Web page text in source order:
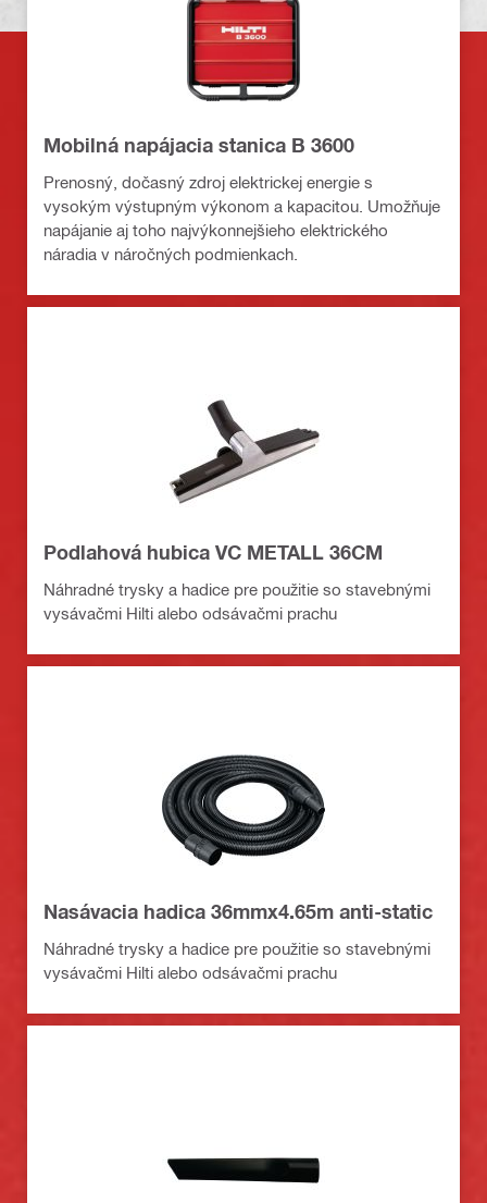
Mobilná napájacia stanica B 3600
Prenosný, dočasný zdroj elektrickej energie s
vysokým výstupným výkonom a kapacitou. Umožňuje
napájanie aj toho najvýkonnejšieho elektrického
náradia v náročných podmienkach.
Podlahová hubica VC METALL 36CM
Náhradné trysky a hadice pre použitie so stavebnými
vysávačmi Hilti alebo odsávačmi prachu
Nasávacia hadica 36mmx4.65m anti-static
Náhradné trysky a hadice pre použitie so stavebnými
vysávačmi Hilti alebo odsávačmi prachu